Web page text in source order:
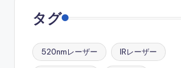
タグ
520nmレーザー IRレーザー